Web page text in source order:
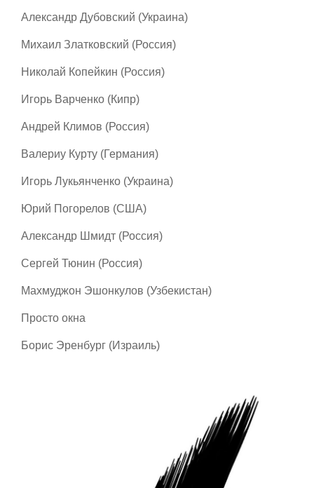
Александр Дубовский (Украина)
Михаил Златковский (Россия)
Николай Копейкин (Россия)
Игорь Варченко (Кипр)
Андрей Климов (Россия)
Валериу Курту (Германия)
Игорь Лукьянченко (Украина)
Юрий Погорелов (США)
Александр Шмидт (Россия)
Сергей Тюнин (Россия)
Махмуджон Эшонкулов (Узбекистан)
Просто окна
Борис Эренбург (Израиль)